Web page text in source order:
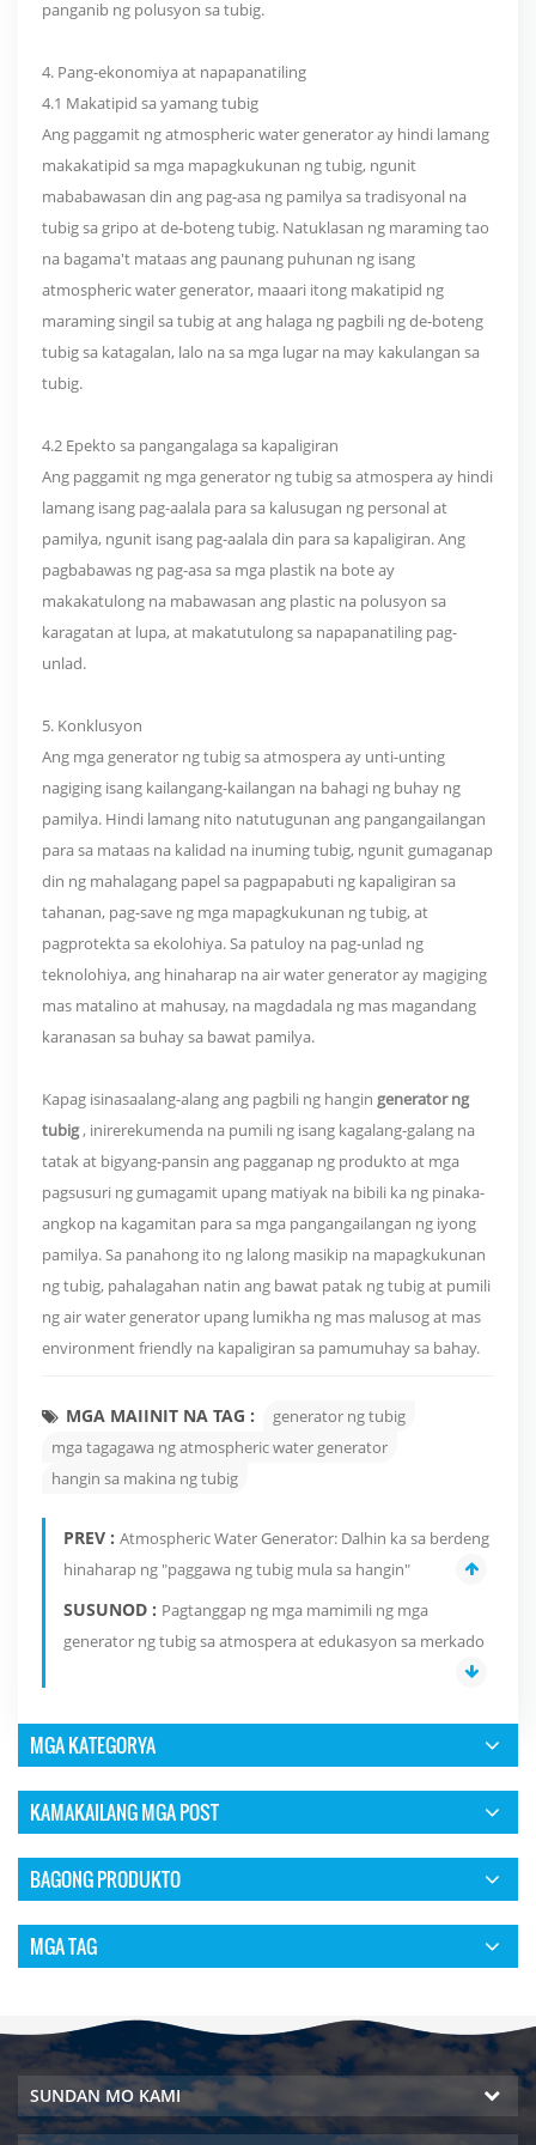
panganib ng polusyon sa tubig.
4. Pang-ekonomiya at napapanatiling
4.1 Makatipid sa yamang tubig
Ang paggamit ng atmospheric water generator ay hindi lamang
makakatipid sa mga mapagkukunan ng tubig, ngunit
mababawasan din ang pag-asa ng pamilya sa tradisyonal na
tubig sa gripo at de-boteng tubig. Natuklasan ng maraming tao
na bagama't mataas ang paunang puhunan ng isang
atmospheric water generator, maaari itong makatipid ng
maraming singil sa tubig at ang halaga ng pagbili ng de-boteng
tubig sa katagalan, lalo na sa mga lugar na may kakulangan sa
tubig.
4.2 Epekto sa pangangalaga sa kapaligiran
Ang paggamit ng mga generator ng tubig sa atmospera ay hindi
lamang isang pag-aalala para sa kalusugan ng personal at
pamilya, ngunit isang pag-aalala din para sa kapaligiran. Ang
pagbabawas ng pag-asa sa mga plastik na bote ay
makakatulong na mabawasan ang plastic na polusyon sa
karagatan at lupa, at makatutulong sa napapanatiling pag-
unlad.
5. Konklusyon
Ang mga generator ng tubig sa atmospera ay unti-unting
nagiging isang kailangang-kailangan na bahagi ng buhay ng
pamilya. Hindi lamang nito natutugunan ang pangangailangan
para sa mataas na kalidad na inuming tubig, ngunit gumaganap
din ng mahalagang papel sa pagpapabuti ng kapaligiran sa
tahanan, pag-save ng mga mapagkukunan ng tubig, at
pagprotekta sa ekolohiya. Sa patuloy na pag-unlad ng
teknolohiya, ang hinaharap na air water generator ay magiging
mas matalino at mahusay, na magdadala ng mas magandang
karanasan sa buhay sa bawat pamilya.
Kapag isinasaalang-alang ang pagbili ng hangin generator ng
tubig, inirerekumenda na pumili ng isang kagalang-galang na
tatak at bigyang-pansin ang pagganap ng produkto at mga
pagsusuri ng gumagamit upang matiyak na bibili ka ng pinaka-
angkop na kagamitan para sa mga pangangailangan ng iyong
pamilya. Sa panahong ito ng lalong masikip na mapagkukunan
ng tubig, pahalagahan natin ang bawat patak ng tubig at pumili
ng air water generator upang lumikha ng mas malusog at mas
environment friendly na kapaligiran sa pamumuhay sa bahay.
MGA MAIINIT NA TAG :
generator ng tubig
mga tagagawa ng atmospheric water generator
hangin sa makina ng tubig
PREV : Atmospheric Water Generator: Dalhin ka sa berdeng
hinaharap ng "paggawa ng tubig mula sa hangin"
SUSUNOD : Pagtanggap ng mga mamimili ng mga
generator ng tubig sa atmospera at edukasyon sa merkado
MGA KATEGORYA
KAMAKAILANG MGA POST
BAGONG PRODUKTO
MGA TAG
SUNDAN MO KAMI